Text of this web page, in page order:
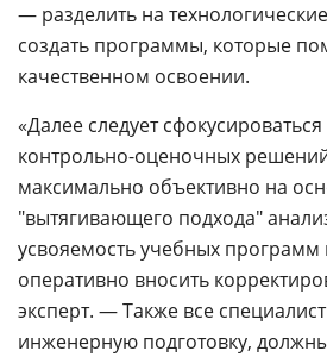
— разделить на
создать программы, которые
качественном освоении.
«Далее следует
контрольно-оценочных
максимально объективно на
"вытягивающего подхода"
усвояемость учебных
оперативно вносить
эксперт. — Также все
инженерную подготовку,